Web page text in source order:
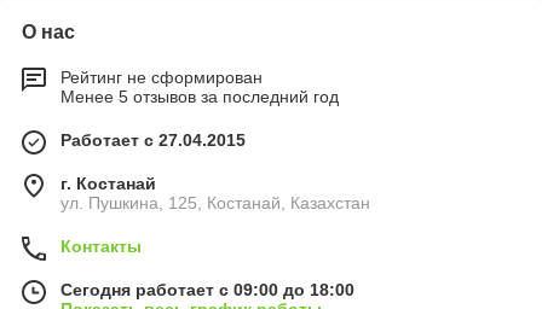
О нас
Рейтинг не сформирован
Менее 5 отзывов за последний год
Работает с 27.04.2015
г. Костанай
ул. Пушкина, 125, Костанай, Казахстан
Контакты
Сегодня работает с 09:00 до 18:00